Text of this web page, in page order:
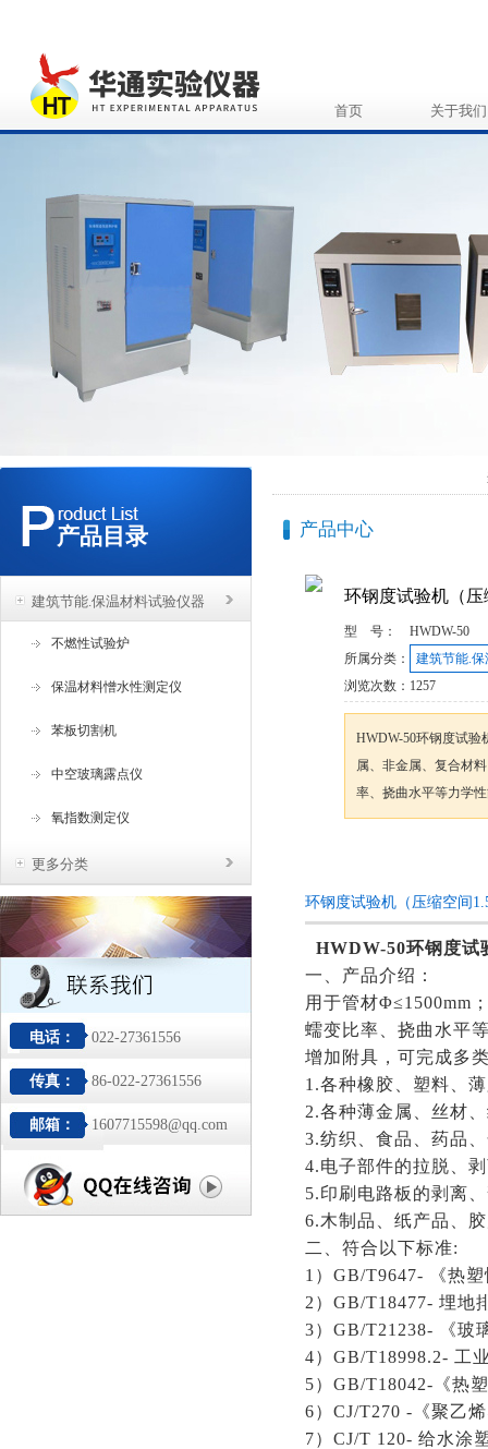
首页 关于我们
产品目录
建筑节能.保温材料试验仪器
不燃性试验炉
保温材料憎水性测定仪
苯板切割机
中空玻璃露点仪
氧指数测定仪
更多分类
电话： 022-27361556
传真： 86-022-27361556
邮箱： 1607715598@qq.com
产品中心
环钢度试验机（压
型 号：
HWDW-50
所属分类：
建筑节能.
浏览次数： 1257
HWDW-50环钢度试验
属、非金属、复合材
率、挠曲水平等力学
环钢度试验机（压缩空间
HWDW-50环钢度试
一、产品介绍：
用于管材Φ≤1500mm
蠕变比率、挠曲水平
增加附具，可完成多
1.各种橡胶、塑料、
2.各种薄金属、丝材
3.纺织、食品、药品
4.电子部件的拉脱、
5.印刷电路板的剥离
6.木制品、纸产品、
二、符合以下标准:
1）GB/T9647- 《热
2）GB/T18477- 埋地
3）GB/T21238- 《玻
4）GB/T18998.2- 工
5）GB/T18042-《热
6）CJ/T270 -《聚乙
7）CJ/T 120- 给水涂